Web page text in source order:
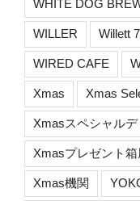
WHITE DOG
WILLER Willett
WIRED CAFE
Xmas Xmas
Xmasスペシャルデ
Xmasプレゼント
Xmas機関